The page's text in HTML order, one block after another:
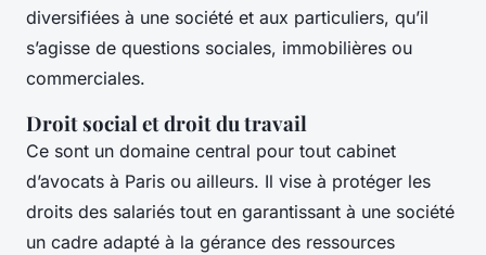
diversifiées à une société et aux particuliers, qu’il
s’agisse de questions sociales, immobilières ou
commerciales.
Droit social et droit du travail
Ce sont un domaine central pour tout cabinet
d’avocats à Paris ou ailleurs. Il vise à protéger les
droits des salariés tout en garantissant à une société
un cadre adapté à la gérance des ressources